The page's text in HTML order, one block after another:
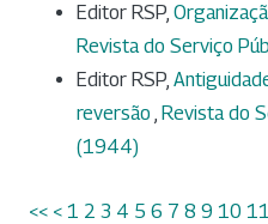
Editor RSP,
Revista do Serviço
Editor RSP,
reversão , Revista do
(1944)
<< < 1 2 3 4 5 6 7 8 9 10 11